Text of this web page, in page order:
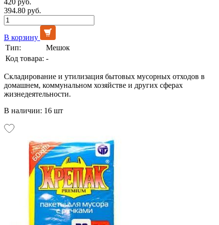
394.80 руб.
В корзину
Тип:
Мешок
Код товара: -
Складирование и утилизация бытовых мусорных отходов в
домашнем, коммунальном хозяйстве и других сферах
жизнедеятельности.
В наличии: 16 шт